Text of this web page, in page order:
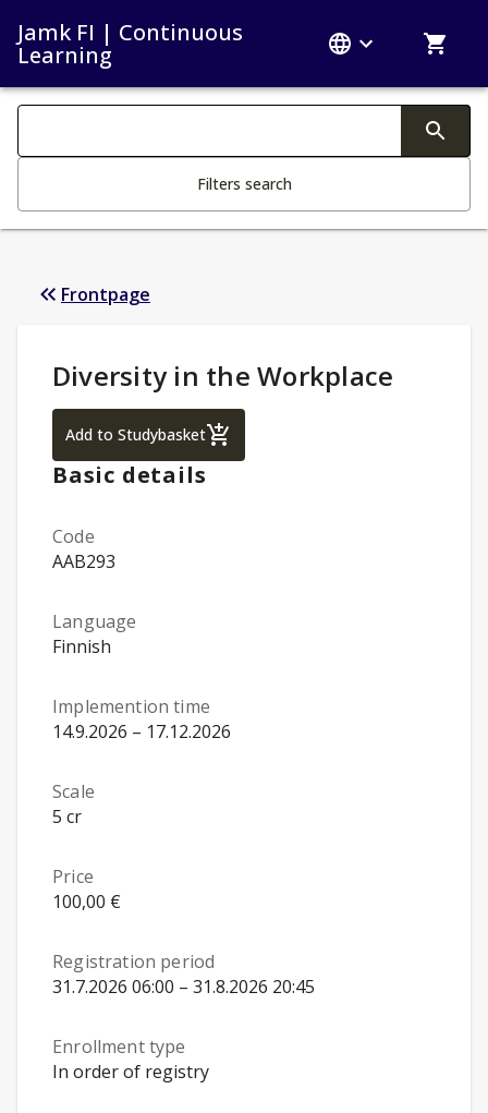
Jamk FI | Continuous
Learning
Search filters
Filters search
Frontpage
Study Details:
Diversity in the Workplace
Add to StudybasketDiversity in the Workplace
Basic details
Code
AAB293
Language
Finnish
Implemention time
14.9.2026 – 17.12.2026
Scale
5 cr
Price
100,00 €
Registration period
31.7.2026 06:00 – 31.8.2026 20:45
Enrollment type
In order of registry